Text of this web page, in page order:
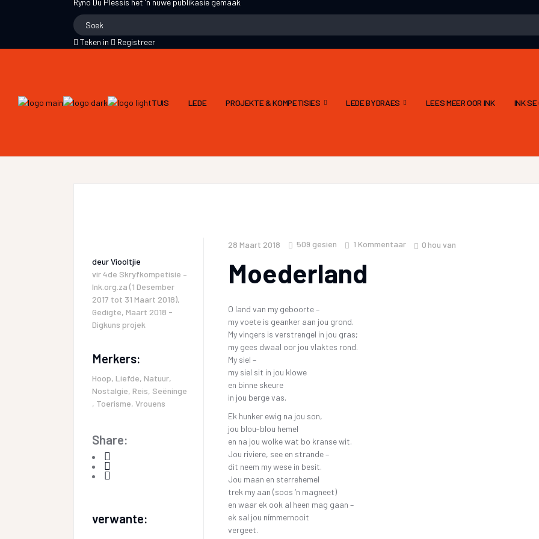
Ryno Du Plessis het ‘n nuwe publikasie gemaak
Teken in Registreer
TUIS LEDE PROJEKTE & KOMPETISIES LEDE BYDRAES LEES MEER OOR INK INK
deurViooltjie
vir4de Skryfkompetisie –
Ink.org.za (1 Desember
2017 tot 31 Maart 2018),
Gedigte, Maart 2018 -
Digkuns projek
Merkers:
Hoop, Liefde, Natuur,
Nostalgie, Reis, Seëninge
, Toerisme, Vrouens
Share:
verwante:
28 Maart 2018 509 gesien 1 Kommentaar 0 hou van
Moederland
O land van my geboorte –
my voete is geanker aan jou grond.
My vingers is verstrengel in jou gras;
my gees dwaal oor jou vlaktes rond.
My siel –
my siel sit in jou klowe
en binne skeure
in jou berge vas.
Ek hunker ewig na jou son,
jou blou-blou hemel
en na jou wolke wat bo kranse wit.
Jou riviere, see en strande –
dit neem my wese in besit.
Jou maan en sterrehemel
trek my aan (soos ‘n magneet)
en waar ek ook al heen mag gaan –
ek sal jou nímmernooit
vergeet.